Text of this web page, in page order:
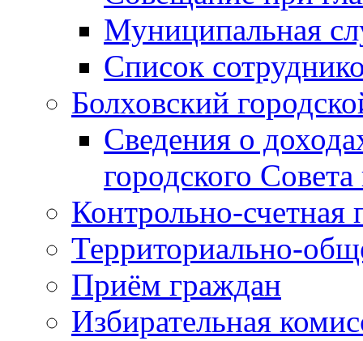
Муниципальная
Список
Болховский
Сведения о
городского
Контрольно-счетная
Территориально-
Приём граждан
Избирательная